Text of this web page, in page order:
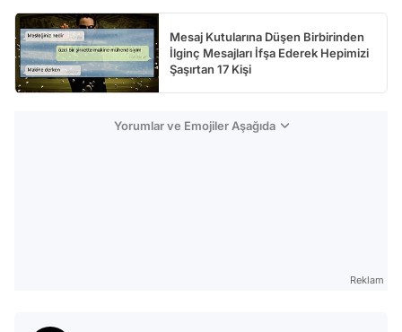
Mesaj Kutularına Düşen Birbirinden
İlginç Mesajları İfşa Ederek Hepimizi
Şaşırtan 17 Kişi
Yorumlar ve Emojiler Aşağıda
Reklam